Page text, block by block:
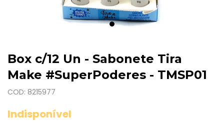
Box c/12 Un - Sabonete Tira
Make #SuperPoderes - TMSP01
COD: 8215977
Indisponível